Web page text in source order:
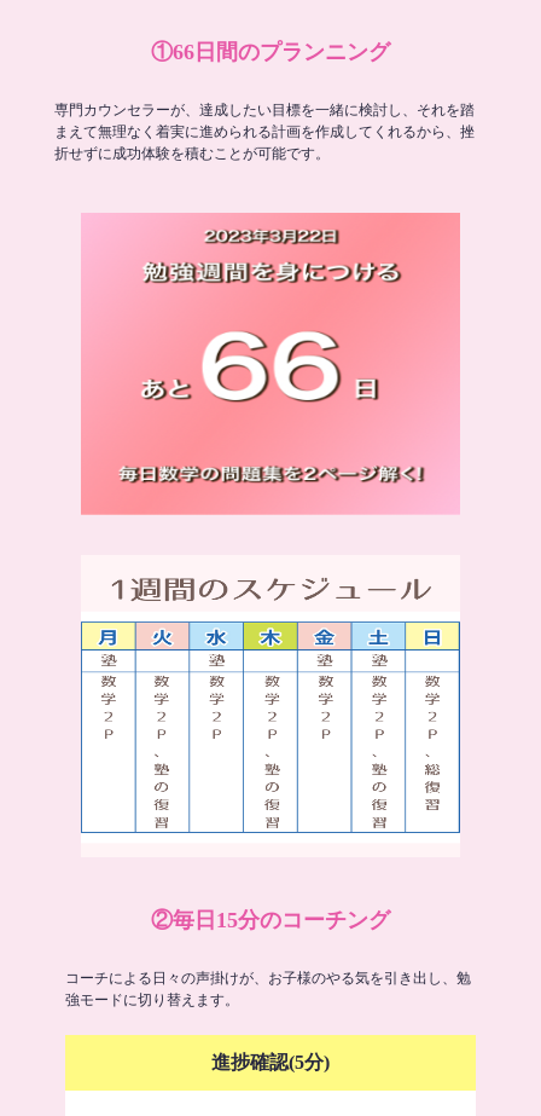
①66日間のプランニング
専門カウンセラーが、達成したい目標を一緒に検討し、それを踏
まえて無理なく着実に進められる計画を作成してくれるから、挫
折せずに成功体験を積むことが可能です。
②毎日15分のコーチング
コーチによる日々の声掛けが、お子様のやる気を引き出し、勉
強モードに切り替えます。
進捗確認(5分)